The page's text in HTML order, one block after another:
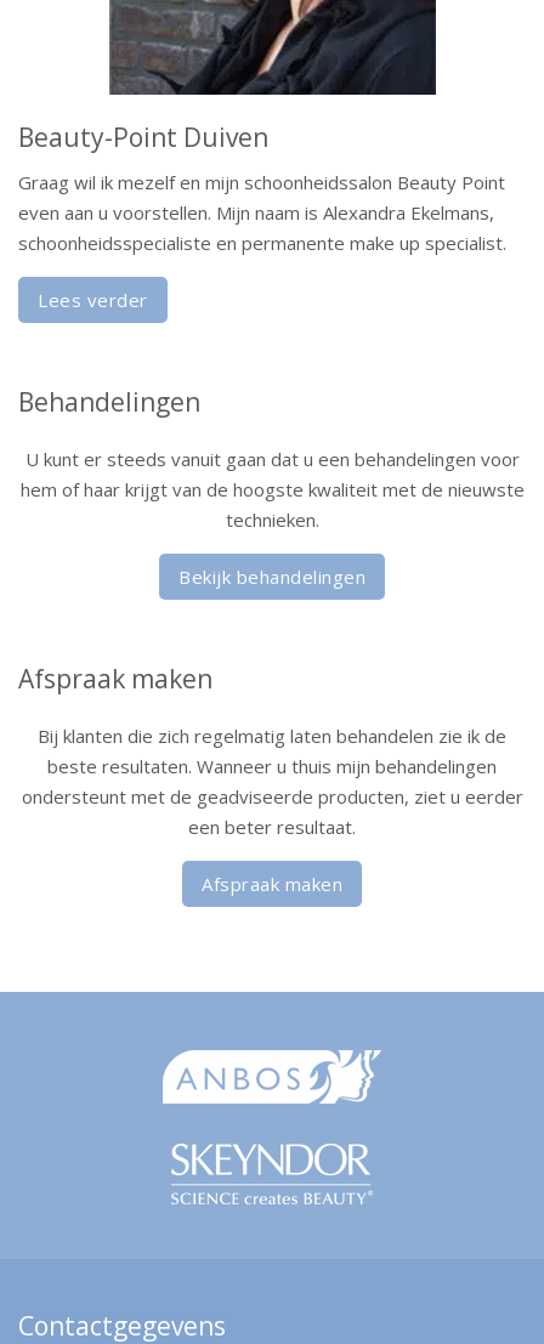
Beauty-Point Duiven
Graag wil ik mezelf en mijn schoonheidssalon Beauty Point
even aan u voorstellen. Mijn naam is Alexandra Ekelmans,
schoonheidsspecialiste en permanente make up specialist.
Lees verder
Behandelingen
U kunt er steeds vanuit gaan dat u een behandelingen voor
hem of haar krijgt van de hoogste kwaliteit met de nieuwste
technieken.
Bekijk behandelingen
Afspraak maken
Bij klanten die zich regelmatig laten behandelen zie ik de
beste resultaten. Wanneer u thuis mijn behandelingen
ondersteunt met de geadviseerde producten, ziet u eerder
een beter resultaat.
Afspraak maken
Contactgegevens